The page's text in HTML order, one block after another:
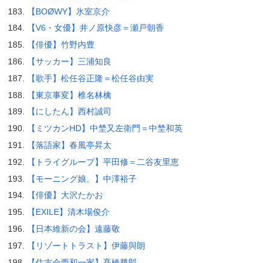
【BOØWY】氷室京介
【V6・女優】井ノ原快彦＝瀬戸朝香
【俳優】竹野内豊
【サッカー】三浦知良
【歌手】松任谷正隆＝松任谷由実
【東京事変】椎名林檎
【にしたん】西村誠司
【ミツカンHD】中埜又左衛門＝中埜和英
【落語家】春風亭昇太
【トライグループ】平田修＝二谷友里恵
【モーニング娘。】中澤裕子
【俳優】大沢たかお
【EXILE】清木場俊介
【日本維新の会】遠藤敬
【リゾートトラスト】伊藤與朗